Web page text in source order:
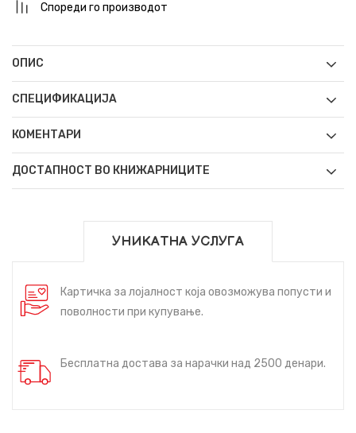
Спореди го производот
ОПИС
СПЕЦИФИКАЦИЈА
КОМЕНТАРИ
ДОСТАПНОСТ ВО КНИЖАРНИЦИТЕ
УНИКАТНА УСЛУГА
Картичка за лојалност која овозможува попусти и
поволности при купување.
Бесплатна достава за нарачки над 2500 денари.